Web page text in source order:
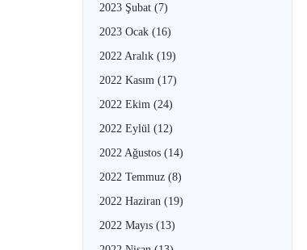
2023 Şubat (7)
2023 Ocak (16)
2022 Aralık (19)
2022 Kasım (17)
2022 Ekim (24)
2022 Eylül (12)
2022 Ağustos (14)
2022 Temmuz (8)
2022 Haziran (19)
2022 Mayıs (13)